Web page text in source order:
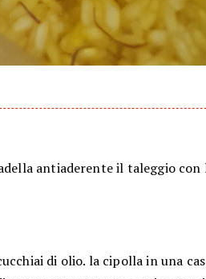
antiaderente il taleggio con
di olio. la cipolla in una